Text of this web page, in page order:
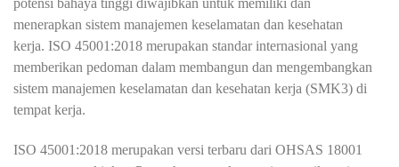
menerapkan sistem manajemen keselamatan dan kesehatan
kerja. ISO 45001:2018 merupakan standar internasional yang
memberikan pedoman dalam membangun dan mengembangkan
sistem manajemen keselamatan dan kesehatan kerja (SMK3) di
tempat kerja.
ISO 45001:2018 merupakan versi terbaru dari OHSAS 18001